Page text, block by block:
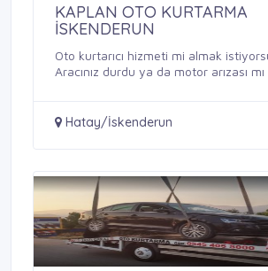
KAPLAN OTO KURTARMA
İSKENDERUN
Oto kurtarıcı hizmeti mi almak
Aracınız durdu ya da motor arızası mı ...
Hatay/İskenderun